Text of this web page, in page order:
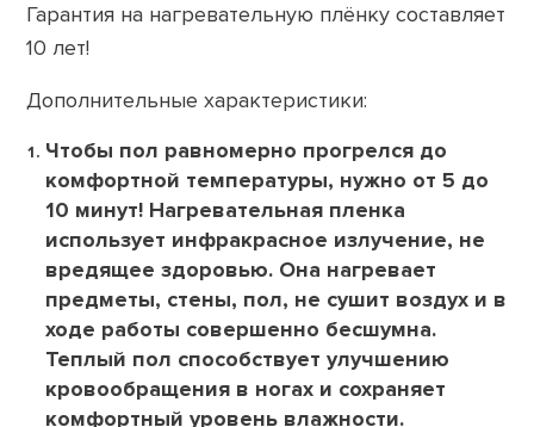
Гарантия на нагревательную плёнку составляет
10 лет!
Дополнительные характеристики:
Чтобы пол равномерно прогрелся до
комфортной температуры, нужно от 5 до
10 минут! Нагревательная пленка
использует инфракрасное излучение, не
вредящее здоровью. Она нагревает
предметы, стены, пол, не сушит воздух и в
ходе работы совершенно бесшумна.
Теплый пол способствует улучшению
кровообращения в ногах и сохраняет
комфортный уровень влажности.